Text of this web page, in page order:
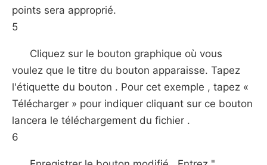
points sera approprié.
5
Cliquez sur le bouton graphique où vous
voulez que le titre du bouton apparaisse. Tapez
l'étiquette du bouton . Pour cet exemple , tapez «
Télécharger » pour indiquer cliquant sur ce bouton
lancera le téléchargement du fichier .
6